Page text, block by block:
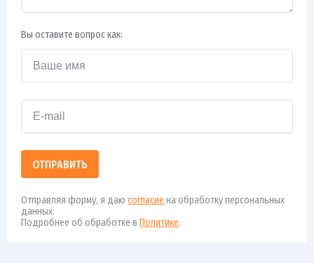
Вы оставите вопрос как:
ОТПРАВИТЬ
Отправляя форму, я даю согласие на обработку персональных
данных.
Подробнее об обработке в Политике.